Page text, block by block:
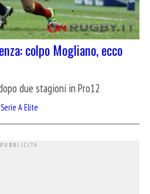
colpo Mogliano, ecco
due stagioni in Pro12
Serie A Elite